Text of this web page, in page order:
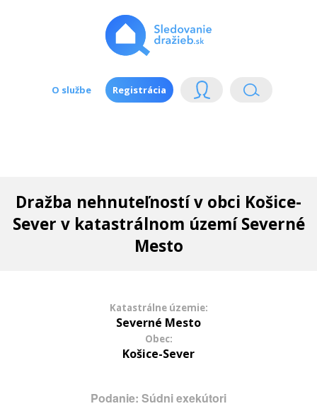
O službe Registrácia
Dražba nehnuteľností v obci Košice-
Sever v katastrálnom území Severné
Mesto
Katastrálne územie:
Severné Mesto
Obec:
Košice-Sever
Podanie: Súdni exekútori